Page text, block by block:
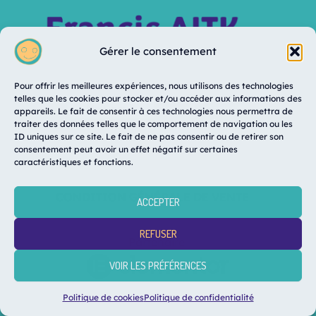
Gérer le consentement
Pour offrir les meilleures expériences, nous utilisons des technologies
telles que les cookies pour stocker et/ou accéder aux informations des
appareils. Le fait de consentir à ces technologies nous permettra de
traiter des données telles que le comportement de navigation ou les
ID uniques sur ce site. Le fait de ne pas consentir ou de retirer son
consentement peut avoir un effet négatif sur certaines
caractéristiques et fonctions.
ACCEPTER
REFUSER
VOIR LES PRÉFÉRENCES
Politique de cookiesPolitique de confidentialité
No Result Website Carbon
CONDITION GÉNÉRALE DE VENTE
Partenaire